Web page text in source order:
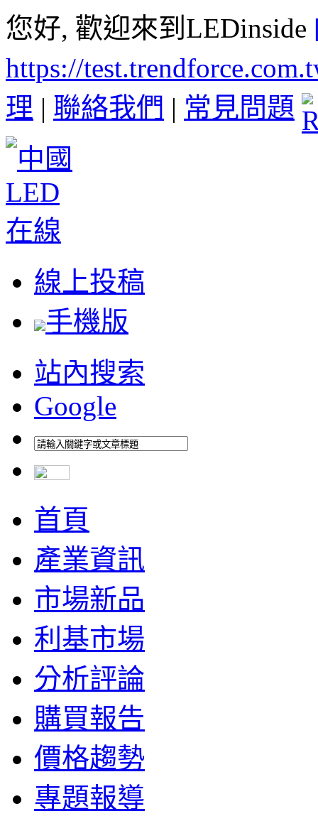
您好, 歡迎來到LEDinside
https://
理 | 聯絡我們 | 常見問題
線上投稿
手機版
站內搜索
Google
首頁
產業資訊
市場新品
利基市場
分析評論
購買報告
價格趨勢
專題報導